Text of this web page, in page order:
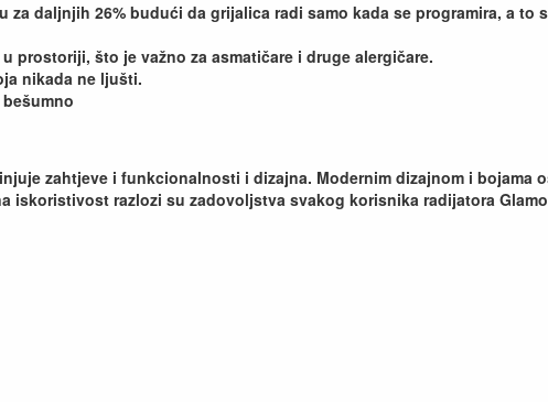
daljnjih 26% budući da grijalica radi samo kada se programira, a to
prostoriji, što je važno za asmatičare i druge alergičare.
nikada ne ljušti.
zahtjeve i funkcionalnosti i dizajna. Modernim dizajnom i bojama
razlozi su zadovoljstva svakog korisnika radijatora